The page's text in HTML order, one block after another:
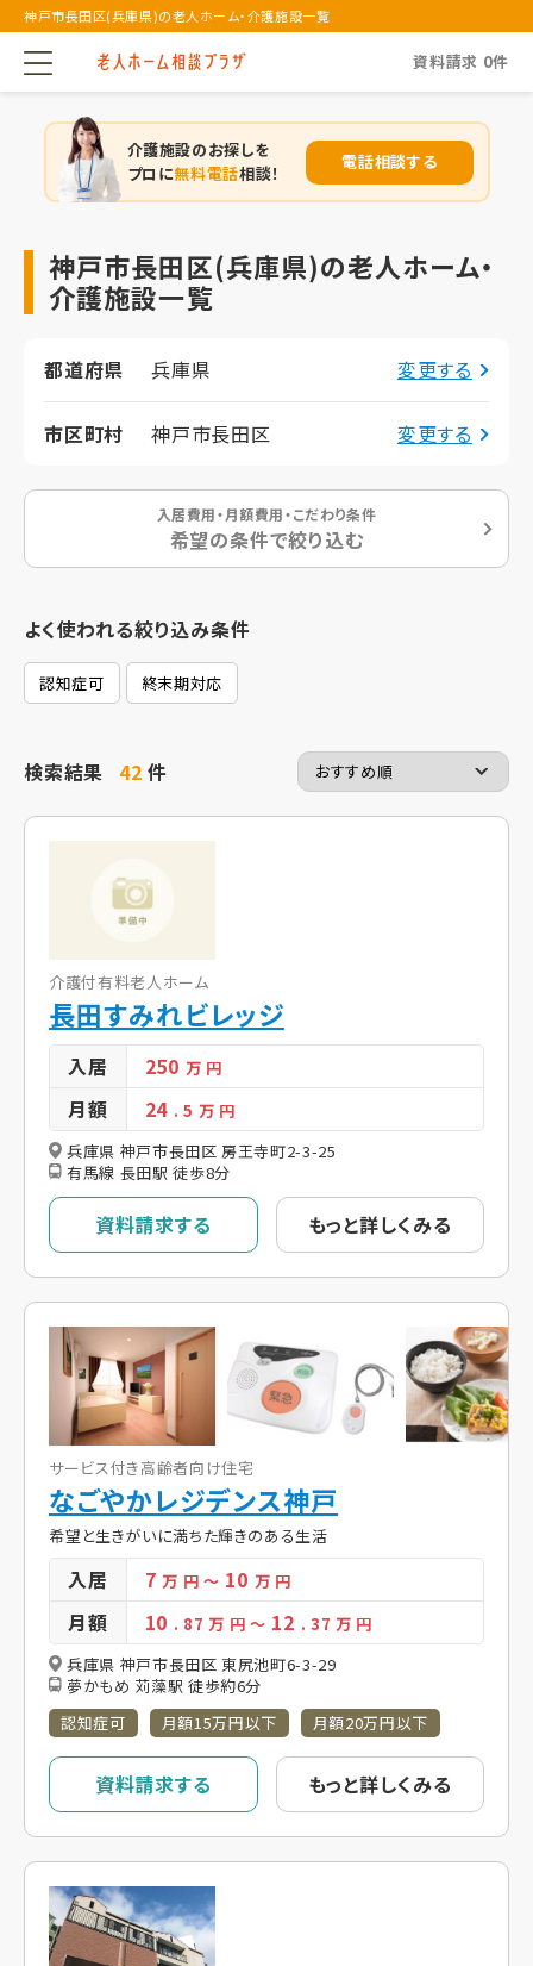
神戸市長田区(兵庫県)の老人ホーム・介護施設一覧
資料請求 0件
介護施設のお探しを
プロに無料電話相談！
電話相談する
神戸市長田区(兵庫県)の老人ホーム・
介護施設一覧
都道府県 兵庫県 変更する
市区町村 神戸市長田区 変更する
入居費用・月額費用・こだわり条件
希望の条件で絞り込む
よく使われる絞り込み条件
認知症可 終末期対応
検索結果 42件
介護付有料老人ホーム
長田すみれビレッジ
入居 250 万 円
月額 24 . 5 万 円
兵庫県 神戸市長田区 房王寺町2-3-25
有馬線 長田駅 徒歩8分
資料請求する もっと詳しくみる
サービス付き高齢者向け住宅
なごやかレジデンス神戸
希望と生きがいに満ちた輝きのある生活
入居 7万 円 ～ 10 万 円
月額 10 . 87万 円 ～ 12 . 37 万 円
兵庫県 神戸市長田区 東尻池町6-3-29
夢かもめ 苅藻駅 徒歩約6分
認知症可
月額15万円以下 月額20万円以下
資料請求する もっと詳しくみる